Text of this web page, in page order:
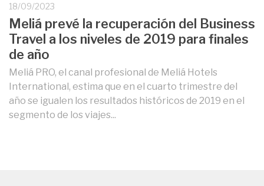
18/09/2023
Meliá prevé la recuperación del Business
Travel a los niveles de 2019 para finales
de año
Meliá PRO, el canal profesional de Meliá Hotels
International, estima que en el cuarto trimestre del
año se igualen los resultados históricos de 2019 en el
segmento de los viajes...